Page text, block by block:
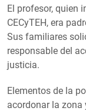
El profesor, quien
CECyTEH, era
Sus familiares
responsable del
justicia.
Elementos de la
acordonar la zona